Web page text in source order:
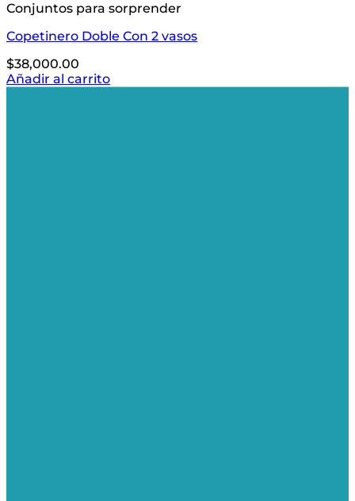
Conjuntos para sorprender
Copetinero Doble Con 2 vasos
$38,000.00
Añadir al carrito